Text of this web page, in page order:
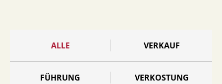
ALLE VERKAUF
FÜHRUNG VERKOSTUNG